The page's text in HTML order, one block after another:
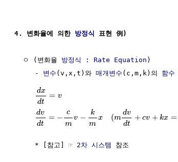
4. 변화율에 의한 방정식 표현 例)
  ㅇ (변화율
방정식 : Rate Equation )
     -
변수 (v,x,t)와 매개변수 (c,m,k)의 함수
dx
dt
= v
dv
dt
= −
c
m
v −
k
m
x (m
dv
dt
+ cv + kx =
     * [참고] ☞
2차 시스템